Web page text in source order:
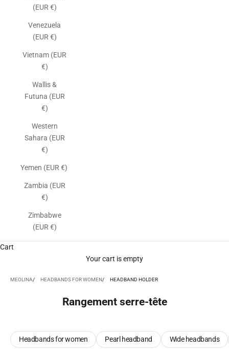
(EUR €)
Venezuela
(EUR €)
Vietnam (EUR
€)
Wallis &
Futuna (EUR
€)
Western
Sahara (EUR
€)
Yemen (EUR €)
Zambia (EUR
€)
Zimbabwe
(EUR €)
Cart
Your cart is empty
MEOLINA HEADBANDS FOR WOMEN HEADBAND HOLDER
Rangement serre-tête
Headbands for women Pearl headband Wide headbands